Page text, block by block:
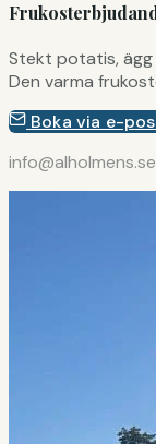
Stekt potatis, ägg
Den varma
Boka via e-